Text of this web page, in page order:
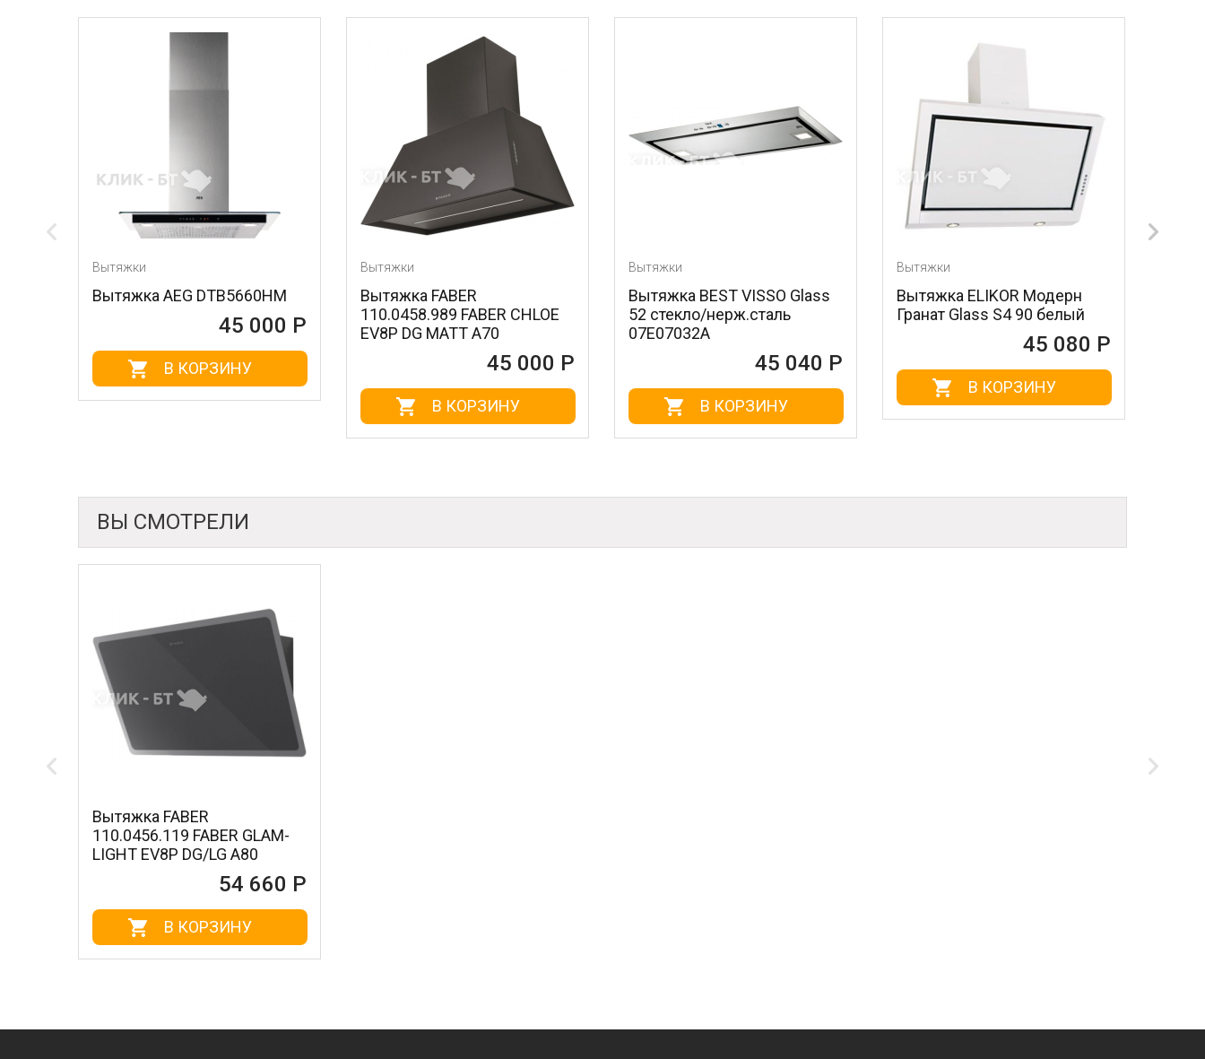
Вытяжка AEG DTB5660HM
45 000 Р
В КОРЗИНУ
Вытяжка FABER
110.0458.989 FABER CHLOE
EV8P DG MATT A70
45 000 Р
В КОРЗИНУ
Вытяжка BEST VISSO Glass
52 стекло/нерж.сталь
07E07032A
45 040 Р
В КОРЗИНУ
Вытяжка ELIKOR Модерн
Гранат Glass S4 90 белый
45 080 Р
В КОРЗИНУ
ВЫ СМОТРЕЛИ
Вытяжка FABER
110.0456.119 FABER GLAM-
LIGHT EV8P DG/LG A80
54 660 Р
В КОРЗИНУ